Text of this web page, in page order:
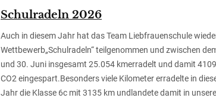
Schulradeln 2026
Auch in diesem Jahr hat das Team Liebfrauenschule
Wettbewerb„Schulradeln“ teilgenommen und zwischen
und 30. Juni insgesamt 25.054 kmerradelt und damit
CO2 eingespart.Besonders viele Kilometer erradelte in
Jahr die Klasse 6c mit 3135 km undlandete damit in